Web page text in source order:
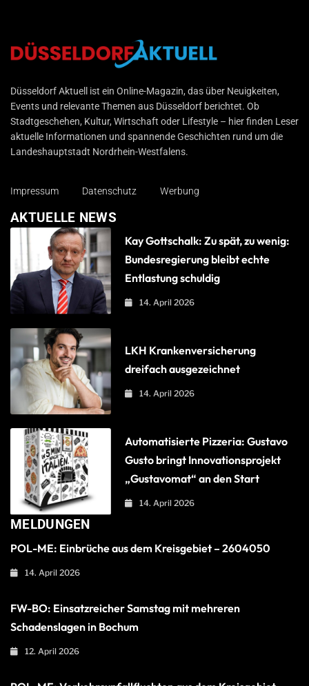
Düsseldorf Aktuell
Düsseldorf Aktuell ist ein Online-Magazin, das über Neuigkeiten,
Events und relevante Themen aus Düsseldorf berichtet. Ob
Stadtgeschehen, Kultur, Wirtschaft oder Lifestyle – hier finden Leser
aktuelle Informationen und spannende Geschichten rund um die
Landeshauptstadt Nordrhein-Westfalens.
Impressum Datenschutz Werbung
AKTUELLE NEWS
Kay Gottschalk: Zu spät, zu wenig:
Bundesregierung bleibt echte
Entlastung schuldig
14. April 2026
LKH Krankenversicherung
dreifach ausgezeichnet
14. April 2026
Automatisierte Pizzeria: Gustavo
Gusto bringt Innovationsprojekt
„Gustavomat“ an den Start
14. April 2026
MELDUNGEN
POL-ME: Einbrüche aus dem Kreisgebiet – 2604050
14. April 2026
FW-BO: Einsatzreicher Samstag mit mehreren
Schadenslagen in Bochum
12. April 2026